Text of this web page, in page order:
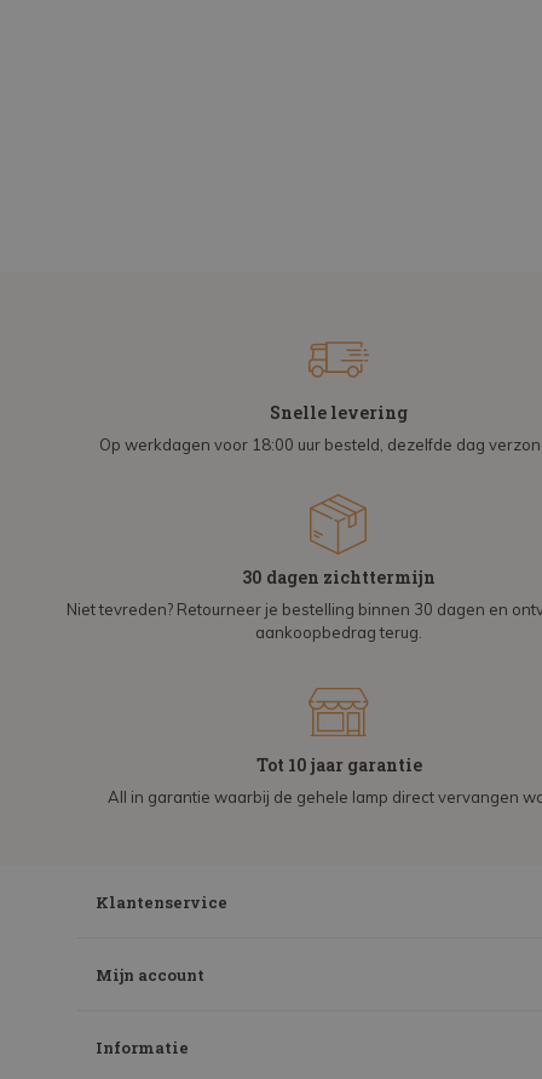
Snelle levering
Op werkdagen voor 18:00 uur besteld, dezelfde dag
30 dagen zichttermijn
Niet tevreden? Retourneer je bestelling binnen 30 dagen en
aankoopbedrag terug.
Tot 10 jaar garantie
All in garantie waarbij de gehele lamp direct vervangen
Klantenservice
Mijn account
Informatie